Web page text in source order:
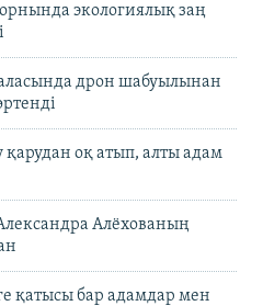
экологиялық заң
дрон шабуылынан
қарудан оқ атып, алты адам
Алёхованың
қатысы бар адамдар мен